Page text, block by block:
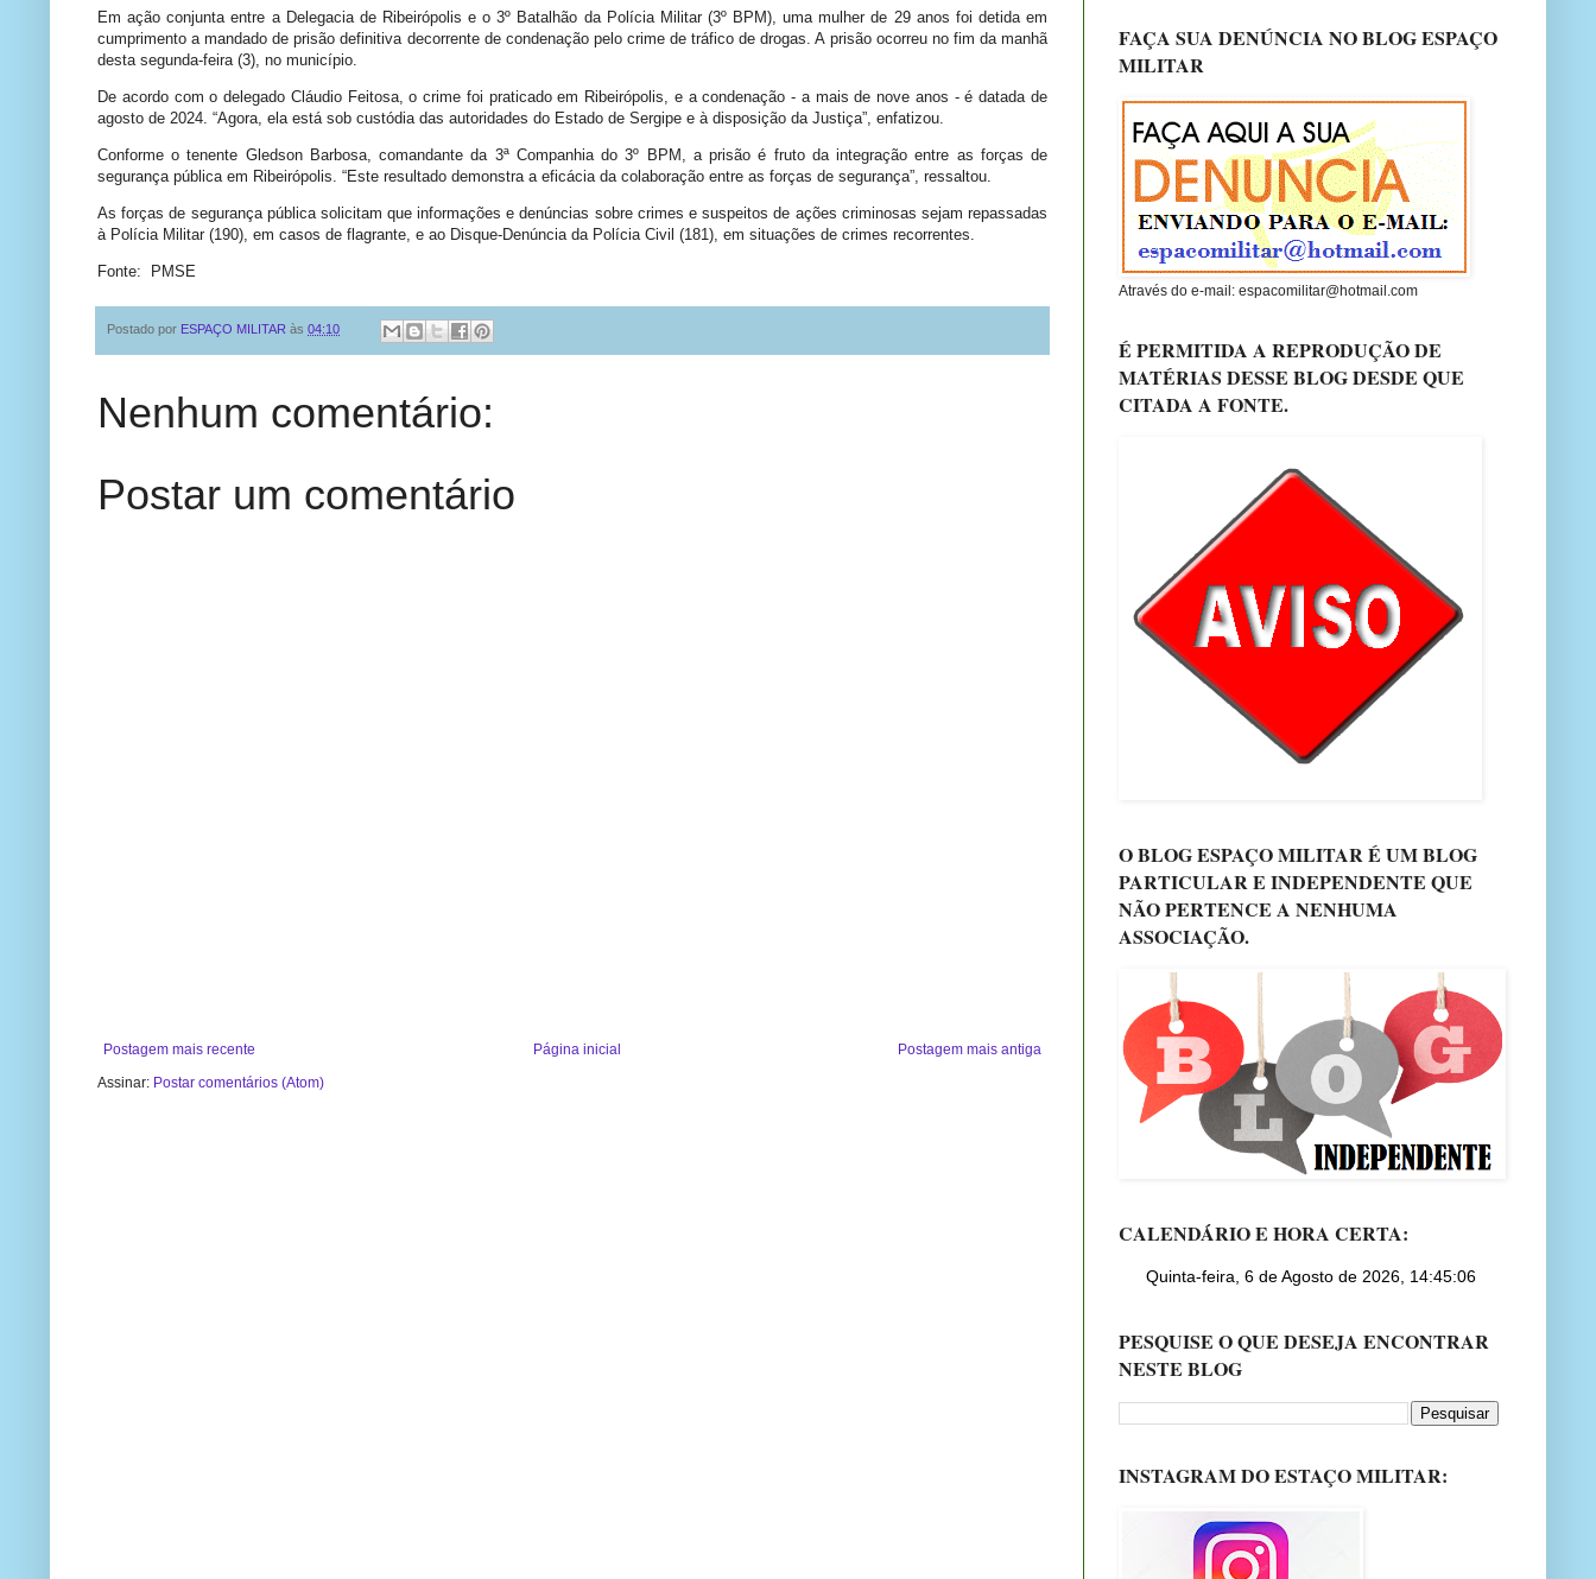
Em ação conjunta entre a Delegacia de Ribeirópolis e o 3º Batalhão da Polícia Militar (3º BPM), uma mulher de 29 anos foi detida em
cumprimento a mandado de prisão definitiva decorrente de condenação pelo crime de tráfico de drogas. A prisão ocorreu no fim da manhã
desta segunda-feira (3), no município.
De acordo com o delegado Cláudio Feitosa, o crime foi praticado em Ribeirópolis, e a condenação - a mais de nove anos - é datada de
agosto de 2024. “Agora, ela está sob custódia das autoridades do Estado de Sergipe e à disposição da Justiça”, enfatizou.
Conforme o tenente Gledson Barbosa, comandante da 3ª Companhia do 3º BPM, a prisão é fruto da integração entre as forças de
segurança pública em Ribeirópolis. “Este resultado demonstra a eficácia da colaboração entre as forças de segurança”, ressaltou.
As forças de segurança pública solicitam que informações e denúncias sobre crimes e suspeitos de ações criminosas sejam repassadas
à Polícia Militar (190), em casos de flagrante, e ao Disque-Denúncia da Polícia Civil (181), em situações de crimes recorrentes.
Fonte: PMSE
Postado por ESPAÇO MILITAR às 04:10
Nenhum comentário:
Postar um comentário
Postagem mais recente Postagem mais antiga
Página inicial
Assinar: Postar comentários (Atom)
FAÇA SUA DENÚNCIA NO BLOG ESPAÇO
MILITAR
Através do e-mail: espacomilitar@hotmail.com
É PERMITIDA A REPRODUÇÃO DE
MATÉRIAS DESSE BLOG DESDE QUE
CITADA A FONTE.
O BLOG ESPAÇO MILITAR É UM BLOG
PARTICULAR E INDEPENDENTE QUE
NÃO PERTENCE A NENHUMA
ASSOCIAÇÃO.
CALENDÁRIO E HORA CERTA:
PESQUISE O QUE DESEJA ENCONTRAR
NESTE BLOG
INSTAGRAM DO ESTAÇO MILITAR: